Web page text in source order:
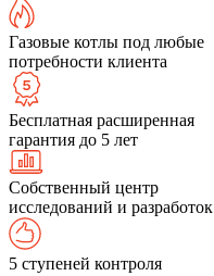
Газовые котлы под любые
потребности клиента
Бесплатная расширенная
гарантия до 5 лет
Собственный центр
исследований и разработок
5 ступеней контроля